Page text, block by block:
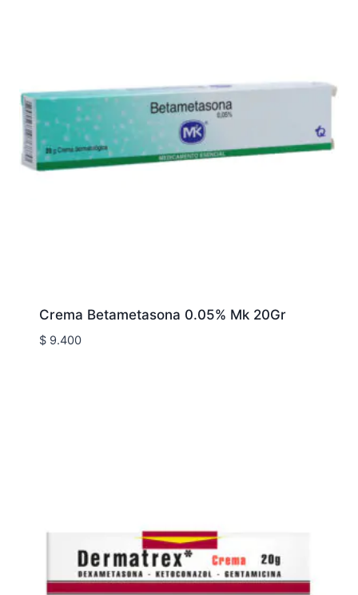
Crema Betametasona 0.05% Mk 20Gr
$9.400